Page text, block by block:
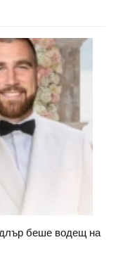
беше водещ на